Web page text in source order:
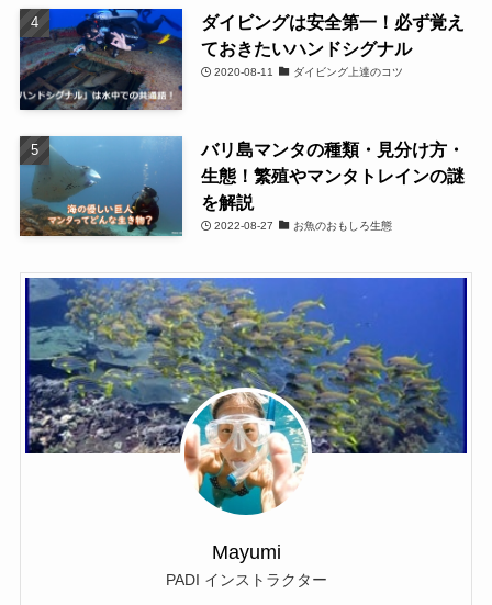
ダイビングは安全第一！必ず覚え
ておきたいハンドシグナル
2020-08-11 ダイビング上達のコツ
バリ島マンタの種類・見分け方・
生態！繁殖やマンタトレインの謎
を解説
2022-08-27 お魚のおもしろ生態
Mayumi
PADI インストラクター